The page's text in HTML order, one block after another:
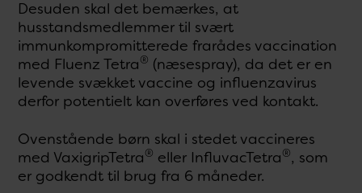
Desuden skal det bemærkes, at
husstandsmedlemmer til svært
immunkompromitterede frarådes vaccination
med Fluenz Tetra® (næsespray), da det er en
levende svækket vaccine og influenzavirus
derfor potentielt kan overføres ved kontakt.
Ovenstående børn skal i stedet vaccineres
med VaxigripTetra® eller InfluvacTetra®, som
er godkendt til brug fra 6 måneder.